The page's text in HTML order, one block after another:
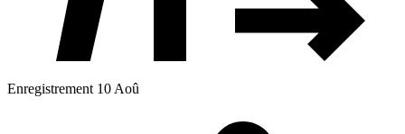
Enregistrement 10 Aoû